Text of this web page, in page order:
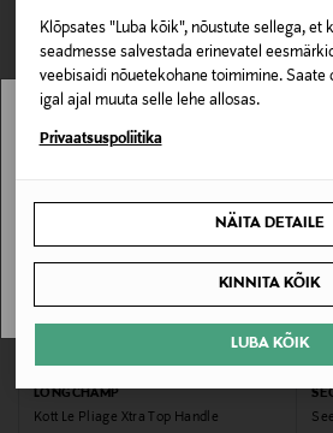
Klõpsates "Luba kõik", nõustute sellega, et
seadmesse salvestada erinevatel
veebisaidi nõuetekohane toimimine. Saate
igal ajal muuta selle lehe allosas.
Privaatsuspoliitika
NÄITA DETAILE
KINNITA KÕIK
LUBA KÕIK
Materjal
100% viskoos
Värv
INDONEESIA
VAATASID KA
LONGCHAMP
Kott Le Pliage Xtra Top Handle
Stockmann pole Sinu riigis
SAAN ARU